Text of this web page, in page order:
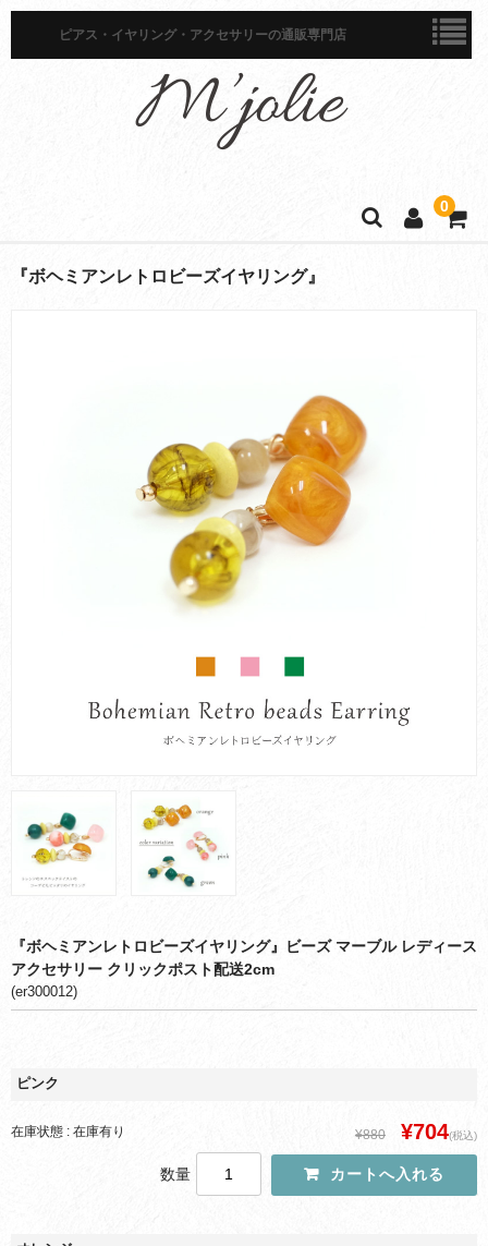
ピアス・イヤリング・アクセサリーの通販専門店
0
ホーム
『ボヘミアンレトロビーズイヤリング』
『ボヘミアンレトロビーズイヤリング』ビーズ マーブル レディース
アクセサリー クリックポスト配送2cm
(er300012)
ピンク
在庫状態 : 在庫有り ¥880 ¥704(税込)
数量